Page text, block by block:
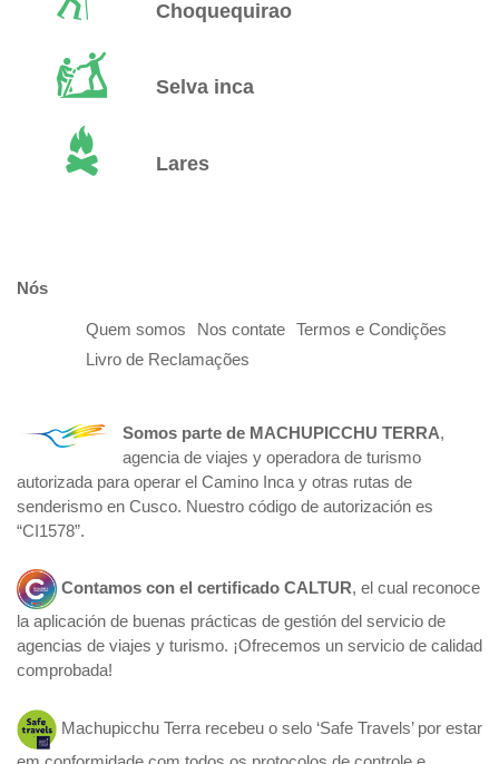
Choquequirao
Selva inca
Lares
Nós
Quem somos Nos contate
Termos e Condições
Livro de Reclamações
Somos parte de MACHUPICCHU TERRA,
agencia de viajes y operadora de turismo
autorizada para operar el Camino Inca y otras rutas de
senderismo en Cusco. Nuestro código de autorización es
“CI1578”.
Contamos con el certificado CALTUR, el cual reconoce
la aplicación de buenas prácticas de gestión del servicio de
agencias de viajes y turismo. ¡Ofrecemos un servicio de calidad
comprobada!
Machupicchu Terra recebeu o selo ‘Safe Travels’ por estar